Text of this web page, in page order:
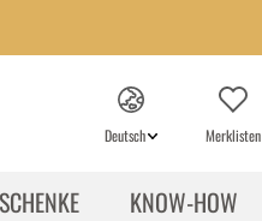
Deutsch Merklisten
KNOW-HOW